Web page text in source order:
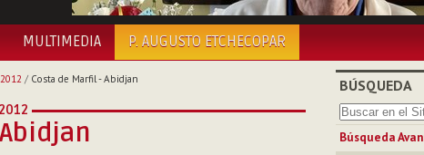
MULTIMEDIA P. AUGUSTO ETCHECOPAR
/ Costa de Marfil - Abidjan BÚSQUEDA
Búsqueda